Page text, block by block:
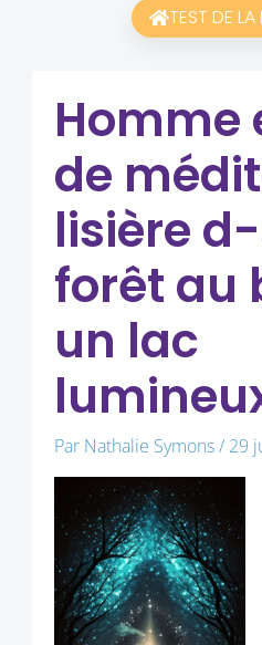
TEST DE
Homme
de
lisière
forêt au
un lac
Par Nathalie Symons/ 29